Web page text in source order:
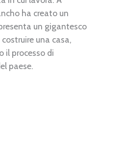
ha creato un
un gigantesco
una casa,
il processo di
paese.